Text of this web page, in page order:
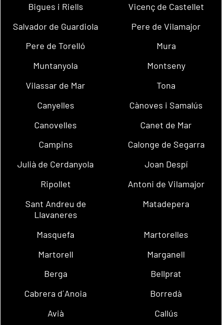
Bigues i Riells
Vicenç de Castellet
Salvador de Guardiola
Pere de Vilamajor
Pere de Torelló
Mura
Muntanyola
Montseny
Vilassar de Mar
Tona
Canyelles
Cànoves i Samalús
Canovelles
Canet de Mar
Campins
Calonge de Segarra
Julià de Cerdanyola
Joan Despí
Ripollet
Antoni de Vilamajor
Sant Andreu de
Llavaneres
Matadepera
Masquefa
Martorelles
Martorell
Marganell
Berga
Bellprat
Cabrera d´Anoia
Borredà
Avià
Callús